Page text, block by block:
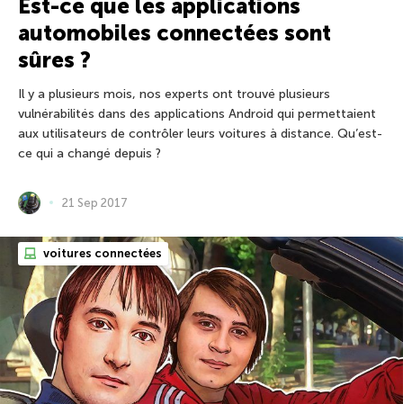
Est-ce que les applications
automobiles connectées sont
sûres ?
Il y a plusieurs mois, nos experts ont trouvé plusieurs
vulnérabilités dans des applications Android qui permettaient
aux utilisateurs de contrôler leurs voitures à distance. Qu’est-
ce qui a changé depuis ?
21 Sep 2017
voitures connectées